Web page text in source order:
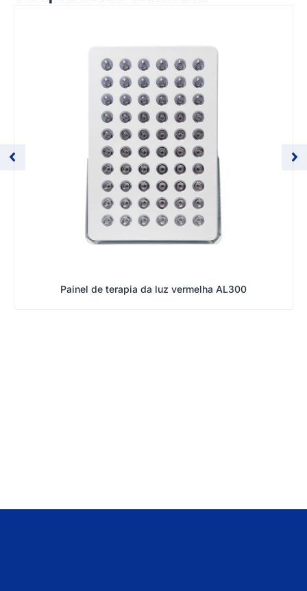
Painel de terapia da luz vermelha AL300